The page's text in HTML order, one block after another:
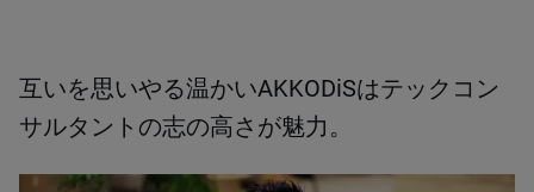
互いを思いやる温かいAKKODiSはテックコン
サルタントの志の高さが魅力。